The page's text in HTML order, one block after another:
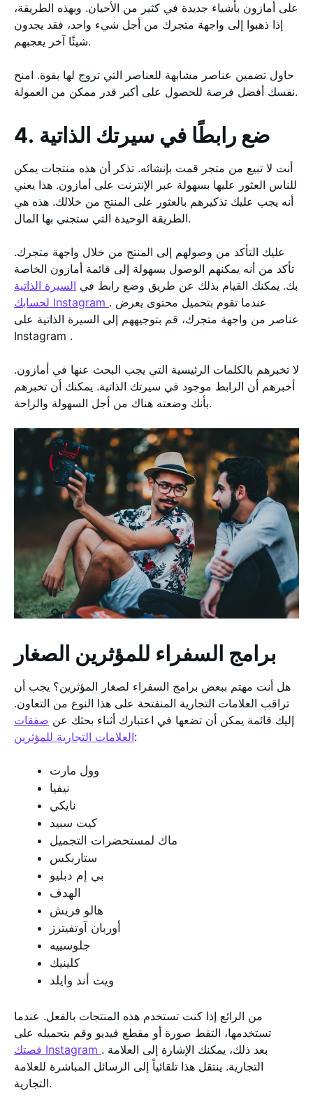
على أمازون بأشياء جديدة في كثير من الأحيان. وبهذه الطريقة،
إذا ذهبوا إلى واجهة متجرك من أجل شيء واحد، فقد يجدون
شيئًا آخر يعجبهم.
حاول تضمين عناصر مشابهة للعناصر التي تروج لها بقوة. امنح
نفسك أفضل فرصة للحصول على أكبر قدر ممكن من العمولة.
4. ضع رابطًا في سيرتك الذاتية
أنت لا تبيع من متجر قمت بإنشائه. تذكر أن هذه منتجات يمكن
للناس العثور عليها بسهولة عبر الإنترنت على أمازون. هذا يعني
أنه يجب عليك تذكيرهم بالعثور على المنتج من خلالك. هذه هي
الطريقة الوحيدة التي ستجني بها المال.
عليك التأكد من وصولهم إلى المنتج من خلال واجهة متجرك.
تأكد من أنه يمكنهم الوصول بسهولة إلى قائمة أمازون الخاصة
بك. يمكنك القيام بذلك عن طريق وضع رابط في السيرة الذاتية
لحسابك Instagram . عندما تقوم بتحميل محتوى يعرض
عناصر من واجهة متجرك، قم بتوجيههم إلى السيرة الذاتية على
Instagram .
لا تخبرهم بالكلمات الرئيسية التي يجب البحث عنها في أمازون.
أخبرهم أن الرابط موجود في سيرتك الذاتية. يمكنك أن تخبرهم
بأنك وضعته هناك من أجل السهولة والراحة.
هل أنت مهتم ببعض برامج السفراء لصغار المؤثرين؟ يجب أن
تراقب العلامات التجارية المنفتحة على هذا النوع من التعاون.
إليك قائمة يمكن أن تضعها في اعتبارك أثناء بحثك عن صفقات
العلامات التجارية للمؤثرين:
وول مارت
نيفيا
نايكي
كيت سبيد
الهدف
هالو فريش
أوربان آوتفيترز
جلوسييه
كلينيك
ويت أند وايلد
من الرائع إذا كنت تستخدم هذه المنتجات بالفعل. عندما
تستخدمها، التقط صورة أو مقطع فيديو وقم بتحميله على
قصتك Instagram . بعد ذلك، يمكنك الإشارة إلى العلامة
التجارية. ينتقل هذا تلقائياً إلى الرسائل المباشرة للعلامة
التجارية.